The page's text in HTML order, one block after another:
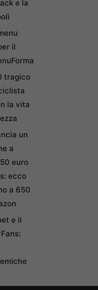
e la
il
tragico
la vita
un
a
euro
ecco
a 650
e il